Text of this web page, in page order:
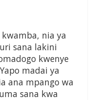
nia ya
sana lakini
kwenye
madai ya
ana mpango wa
sana kwa